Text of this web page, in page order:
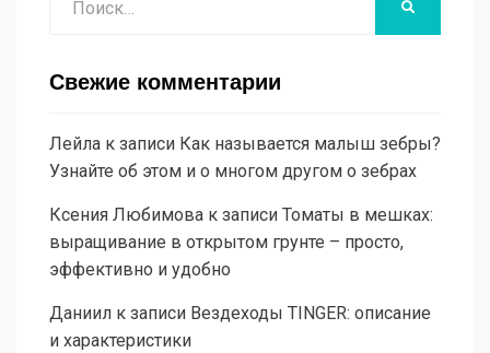
Свежие комментарии
Лейла к записи Как называется малыш зебры?
Узнайте об этом и о многом другом о зебрах
Ксения Любимова к записи Томаты в мешках:
выращивание в открытом грунте – просто,
эффективно и удобно
Даниил к записи Вездеходы TINGER: описание
и характеристики